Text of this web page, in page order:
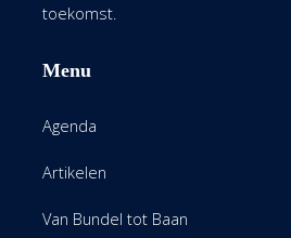
toekomst.
Menu
Agenda
Artikelen
Van Bundel tot Baan